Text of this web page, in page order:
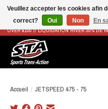
LIVRAISON RAPIDE ET GRATUITE À
OVER $100 // LIQUIDATION HIVER 30% DE
Accueil / JETSPEED 475 - 75
Veuillez accepter les cookies afin
correct?
Oui Non En